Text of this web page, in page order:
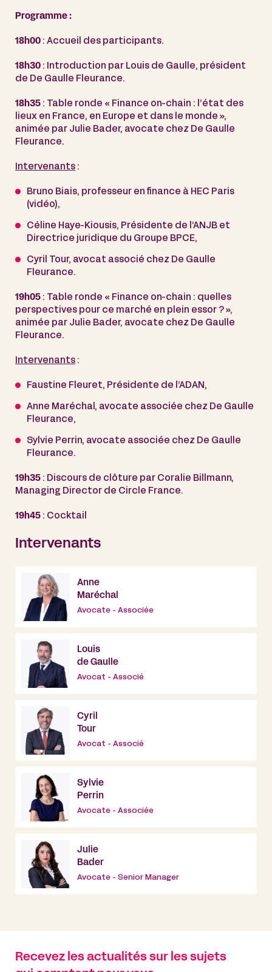
Programme :
18h00 : Accueil des participants.
18h30 : Introduction par Louis de Gaulle, président
de De Gaulle Fleurance.
18h35 : Table ronde « Finance on-chain : l’état des
lieux en France, en Europe et dans le monde »,
animée par Julie Bader, avocate chez De Gaulle
Fleurance.
Intervenants :
Bruno Biais, professeur en finance à HEC Paris
(vidéo),
Céline Haye-Kiousis, Présidente de l’ANJB et
Directrice juridique du Groupe BPCE,
Cyril Tour, avocat associé chez De Gaulle
Fleurance.
19h05 : Table ronde « Finance on-chain : quelles
perspectives pour ce marché en plein essor ? »,
animée par Julie Bader, avocate chez De Gaulle
Fleurance.
Intervenants :
Faustine Fleuret, Présidente de l’ADAN,
Anne Maréchal, avocate associée chez De Gaulle
Fleurance,
Sylvie Perrin, avocate associée chez De Gaulle
Fleurance.
19h35 : Discours de clôture par Coralie Billmann,
Managing Director de Circle France.
19h45 : Cocktail
Intervenants
Anne
Maréchal
Avocate - Associée
Louis
de Gaulle
Avocat - Associé
Cyril
Tour
Avocat - Associé
Sylvie
Perrin
Avocate - Associée
Julie
Bader
Avocate - Senior Manager
Recevez les actualités sur les sujets